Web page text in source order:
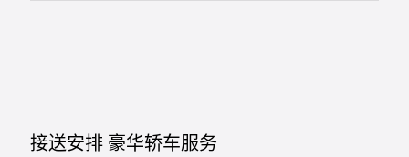
接送安排 豪华轿车服务